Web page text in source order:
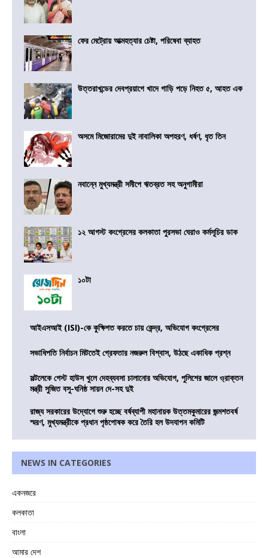
ফের মেট্রোয় আত্মহত্যার চেষ্টা, পরিষেবা ব্যাহত
উত্তরাখন্ডের দেবপ্রয়াগে খাদে গাড়ি পড়ে নিহত ৫, আহত এক
অসমে মিজোরামের দুই নাবালিকা অপহরণ, ধর্ষণ, ধৃত তিন
নবান্নে মুখ্যমন্ত্রী সমীপে ঋতব্রত সহ অনুগামীরা
১২ আগস্ট কংগ্রেসের কলকাতা পুরসভা ঘেরাও কর্মসূচির ডাক
১০টা
আইএসআই (ISI)-কে কুক্ষিগত করতে চায় কেন্দ্র, অভিযোগ কংগ্রেসের
সভাধিপতি নির্বাচন মিটতেই গ্রেফতার নজরুল বিশ্বাস, উঠছে একাধিক প্রশ্ন
সল্টলেকে গেস্ট হাউস খুলে দেহব্যবসা চালানোর অভিযোগ, পুলিশের জালে ও্রাক্তন
মন্ত্রী সুজিত বসু-ঘনিষ্ঠ সায়ন দে-সহ দুই
রাজ্য সরকারের উদ্যোগে শুরু হচ্ছে বর্ষব্যাপী মহানায়ক উত্তমকুমারের জন্মশতবর্ষ
স্মরণ, মুখ্যমন্ত্রীকে প্রধান পৃষ্ঠপোষক করে তৈরি হল উদযাপন কমিটি
NEWS IN CATEGORIES
একনজরে
কলকাতা
বাংলা
আমার দেশ